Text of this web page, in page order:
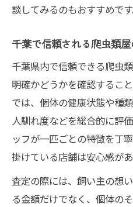
談してみるのもおすすめです
千葉で信頼される爬虫類
千葉県内で信頼できる爬虫
明確かどうかを確認するこ
では、個体の健康状態や種
人馴れ度などを総合的に評
ッフが一匹ごとの特徴を丁
掛けている店舗は安心感があ
査定の際には、飼い主の想
る金額だけでなく、個体の